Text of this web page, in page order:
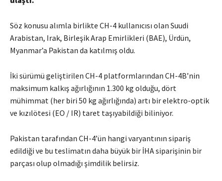
Söz konusu alımla birlikte CH-4 kullanıcısı olan Suudi
Arabistan, Irak, Birleşik Arap Emirlikleri (BAE), Ürdün,
Myanmar’a Pakistan da katılmış oldu.
İki sürümü geliştirilen CH-4 platformlarından CH-4B’nin
maksimum kalkış ağırlığının 1.300 kg olduğu, dört
mühimmat (her biri 50 kg ağırlığında) artı bir elektro-optik
ve kızılötesi (EO / IR) taret taşıyabildiği biliniyor.
Pakistan tarafından CH-4’ün hangi varyantının sipariş
edildiği ve bu teslimatın daha büyük bir İHA siparişinin bir
parçası olup olmadığı şimdilik belirsiz.